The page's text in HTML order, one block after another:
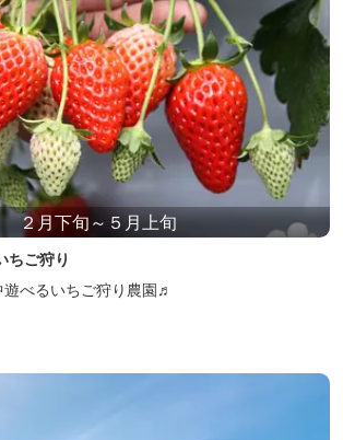
２月下旬～５月上旬
ちご狩り
べるいちご狩り農園♬